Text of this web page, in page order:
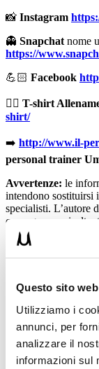
Questo sito
Utilizziamo i
annunci, per
analizzare il
informazioni sul
📸 Instagram
👻 Snapchat nome
https://
💪🏻 Facebook
🏋🏻 T-shirt
shirt/
➡️ http://www.il-
personal trainer
Avvertenze: le
intendono sostituirsi
specialisti. L’autore
conseguenze
in pratica.
kettlebell, con il trx,
consiglia pertanto di
il proprio medico di
attività fisica o
Condividi:
X
Facebook